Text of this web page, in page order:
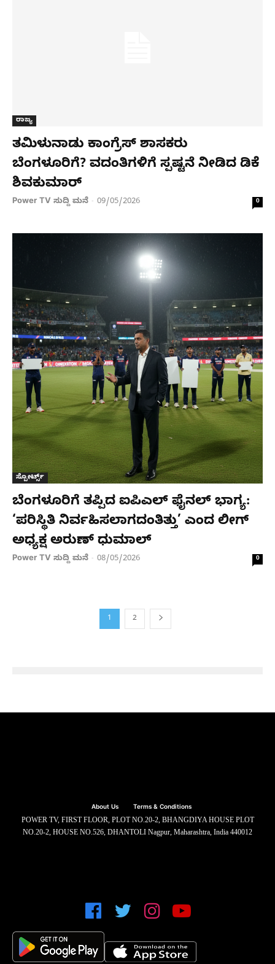
ರಾಜ್ಯ
ತಮಿಳುನಾಡು ಕಾಂಗ್ರೆಸ್ ಶಾಸಕರು
ಬೆಂಗಳೂರಿಗೆ? ವದಂತಿಗಳಿಗೆ ಸ್ಪಷ್ಟನೆ ನೀಡಿದ ಡಿಕೆ
ಶಿವಕುಮಾರ್
Power TV ಸುದ್ದಿ ಮನೆ - 09/05/2026 0
ಸ್ಪೋರ್ಟ್ಸ್
ಬೆಂಗಳೂರಿಗೆ ತಪ್ಪಿದ ಐಪಿಎಲ್ ಫೈನಲ್ ಭಾಗ್ಯ:
‘ಪರಿಸ್ಥಿತಿ ನಿರ್ವಹಿಸಲಾಗದಂತಿತ್ತು’ ಎಂದ ಲೀಗ್
ಅಧ್ಯಕ್ಷ ಅರುಣ್ ಧುಮಾಲ್
Power TV ಸುದ್ದಿ ಮನೆ - 08/05/2026 0
1 2
About Us Terms & Conditions
POWER TV, FIRST FLOOR, PLOT NO.20-2, BHANGDIYA HOUSE PLOT
NO.20-2, HOUSE NO.526, DHANTOLI Nagpur, Maharashtra, India 440012